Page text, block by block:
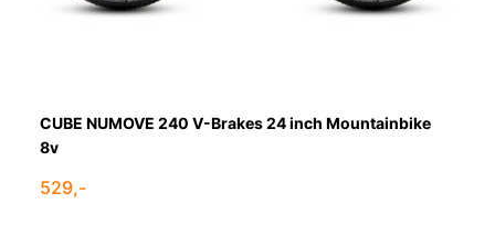
CUBE NUMOVE 240 V-Brakes 24 inch Mountainbike
8v
529,-